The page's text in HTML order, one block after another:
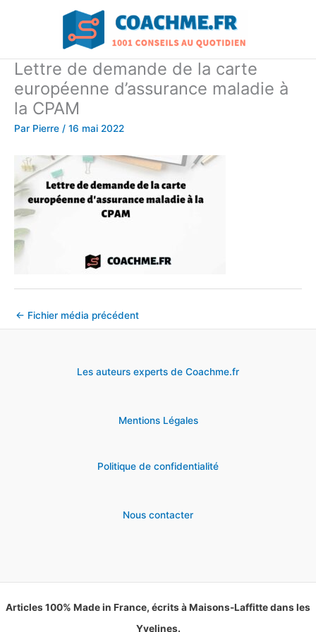
Lettre de demande de la carte
européenne d’assurance maladie à
la CPAM
Par Pierre / 16 mai 2022
← Fichier média précédent
Les auteurs experts de Coachme.fr
Mentions Légales
Politique de confidentialité
Nous contacter
Articles 100% Made in France, écrits à Maisons-Laffitte dans les
Yvelines.